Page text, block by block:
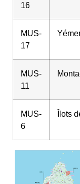
16
MUS-
17
MUS-
11
MUS-
6
Îlots